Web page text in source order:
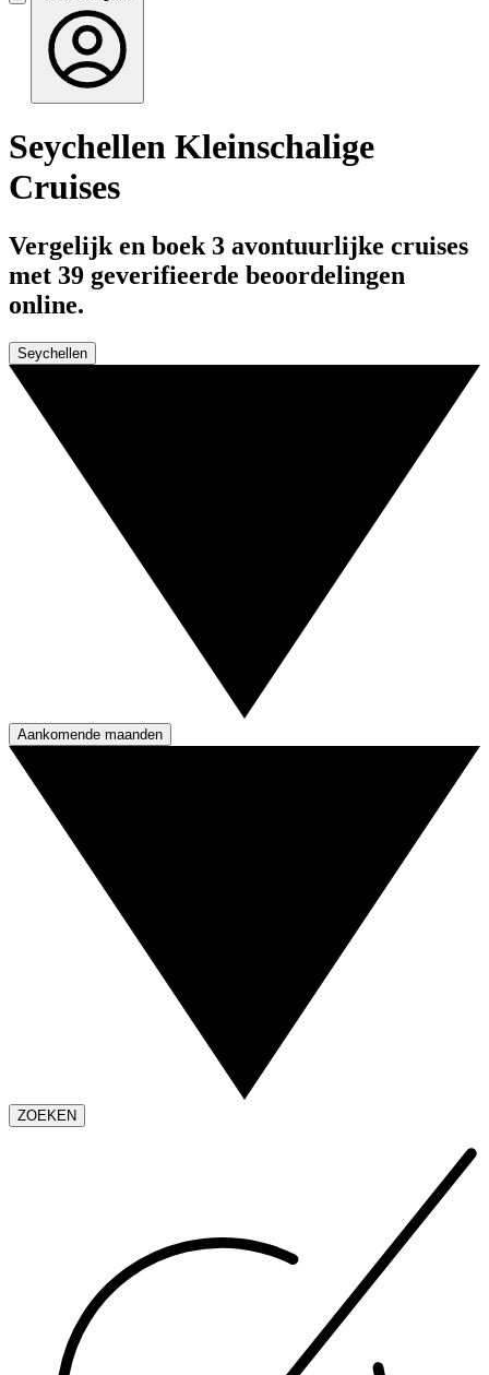
Seychellen Kleinschalige
Cruises
Vergelijk en boek 3 avontuurlijke cruises
met 39 geverifieerde beoordelingen
online.
Seychellen
Aankomende maanden
ZOEKEN